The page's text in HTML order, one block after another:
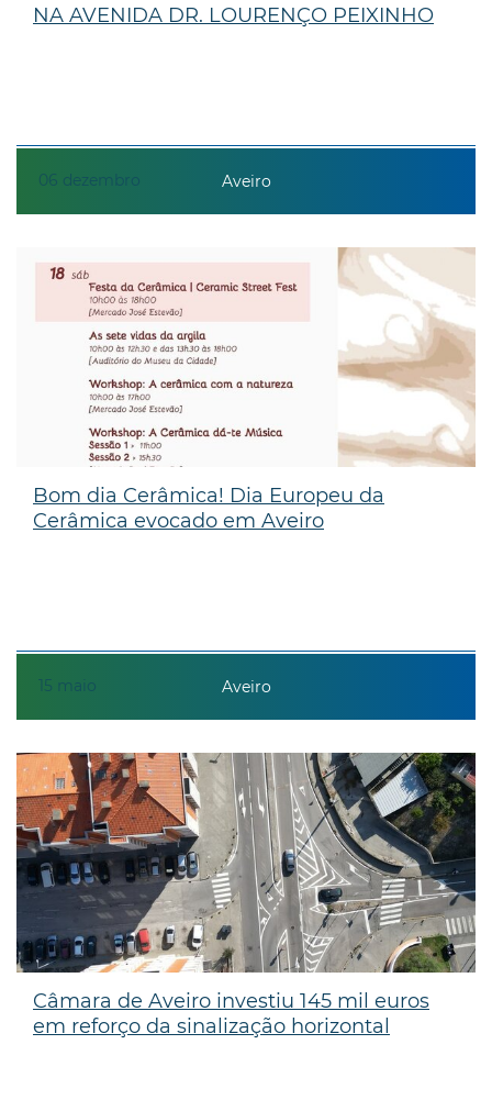
06 dezembro
NA AVENIDA DR. LOURENÇO PEIXINHO
Aveiro
15 maio
Bom dia Cerâmica! Dia Europeu da
Cerâmica evocado em Aveiro
Aveiro
Câmara de Aveiro investiu 145 mil euros
em reforço da sinalização horizontal